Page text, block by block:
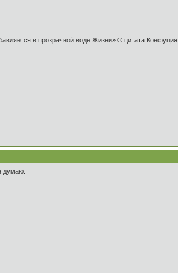
в прозрачной воде Жизни» © цитата Конфуция
думаю.